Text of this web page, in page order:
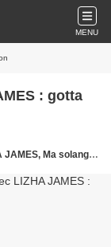
MENU
: gotta
Ma solange Oussou